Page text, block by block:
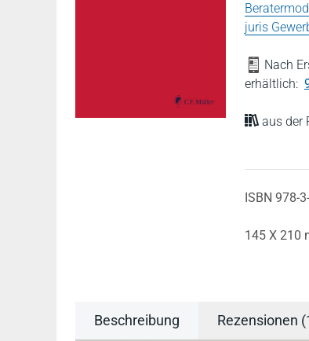
juris
Nach
erhältlich:
aus der
ISBN 978-
145 X 210
Beschreibung Rezensionen